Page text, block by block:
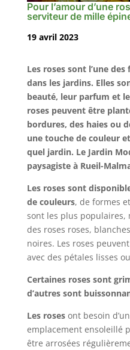
Pour l’amour d’une
serviteur de mille
19 avril 2023
Les roses sont l’une
dans les jardins. Elles
beauté, leur parfum et
roses peuvent être
bordures, des haies ou
une touche de couleur
quel jardin. Le Jardin
paysagiste à Rueil-
Les roses sont
de couleurs, de formes
sont les plus populaires,
des roses roses,
noires. Les roses
avec des pétales lisses
Certaines roses sont
d’autres sont
Les rosesont besoin
emplacement ensoleillé
être arrosées